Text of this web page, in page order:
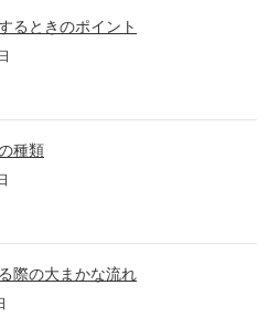
るときのポイント
種類
際の大まかな流れ